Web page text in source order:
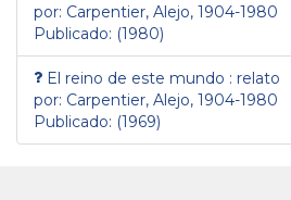
por: Carpentier, Alejo, 1904-1980
Publicado: (1980)
El reino de este mundo : relato
por: Carpentier, Alejo, 1904-1980
Publicado: (1969)